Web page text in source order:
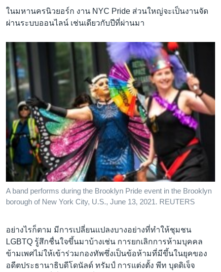
ในมหานครนิวยอร์ก งาน NYC Pride ส่วนใหญ่จะเป็นงานจัด
ผ่านระบบออนไลน์ เช่นเดียวกับปีที่ผ่านมา
A band performs during the Brooklyn Pride event in the Brooklyn
borough of New York City, U.S., June 13, 2021. REUTERS
อย่างไรก็ตาม มีการเปลี่ยนแปลงบางอย่างที่ทำให้ชุมชน
LGBTQ รู้สึกชื่นใจขึ้นมาบ้างเช่น การยกเลิกการห้ามบุคคล
ข้ามเพศไม่ให้เข้าร่วมกองทัพซึ่งเป็นข้อห้ามที่มีขึ้นในยุคของ
อดีตประธานาธิบดีโดนัลด์ ทรัมป์ การแต่งตั้ง พีท บุดดิเจ็จ